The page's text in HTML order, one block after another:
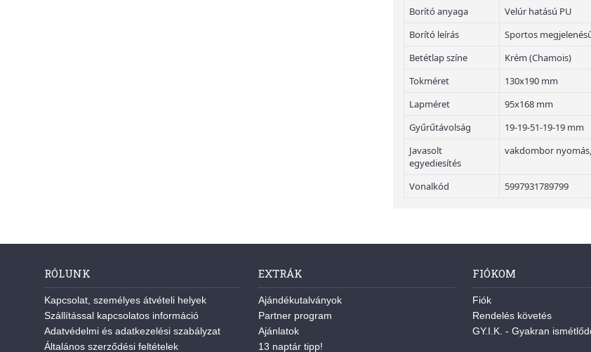
Borító anyaga
Velúr hatású PU
Borító leírás
Sportos
Betétlap színe
Krém (Chamois)
Tokméret
130x190 mm
Lapméret
95x168 mm
Gyűrűtávolság
19-19-51-19-19 mm
Javasolt
egyediesítés
vakdombor
Vonalkód 5997931789799
RÓLUNK
Kapcsolat, személyes átvételi helyek
Szállítással kapcsolatos információ
Adatvédelmi és adatkezelési szabályzat
Általános szerződési feltételek
EXTRÁK
Ajándékutalványok
Partner program
Ajánlatok
13 naptár tipp!
FIÓKOM
Fiók
Rendelés követés
GY.I.K. - Gyakran